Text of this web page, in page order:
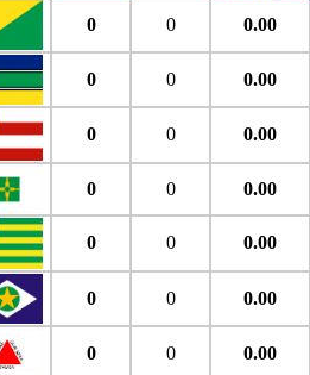
0 0 0.00
0 0 0.00
0 0 0.00
0 0 0.00
0 0 0.00
0 0 0.00
0 0 0.00